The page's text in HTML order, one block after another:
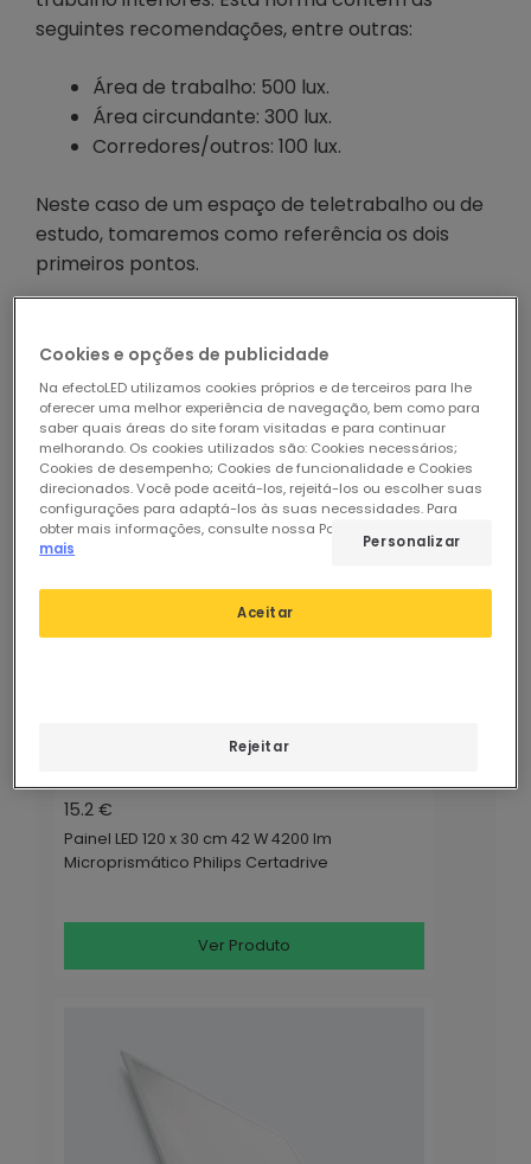
seguintes recomendações, entre outras:
Área de trabalho: 500 lux.
Área circundante: 300 lux.
Corredores/outros: 100 lux.
Neste caso de um espaço de teletrabalho ou de
estudo, tomaremos como referência os dois
primeiros pontos.
15.2 €
Painel LED 120 x 30 cm 42 W 4200 lm
Microprismático Philips Certadrive
Ver Produto
Cookies e opções de publicidade
Na efectoLED utilizamos cookies próprios e de terceiros para lhe
oferecer uma melhor experiência de navegação, bem como para
saber quais áreas do site foram visitadas e para continuar
melhorando. Os cookies utilizados são: Cookies necessários;
Cookies de desempenho; Cookies de funcionalidade e Cookies
direcionados. Você pode aceitá-los, rejeitá-los ou escolher suas
configurações para adaptá-los às suas necessidades. Para
obter mais informações, consulte nossa Política de Cookies.
mais
Rejeitar
Aceitar
Personalizar